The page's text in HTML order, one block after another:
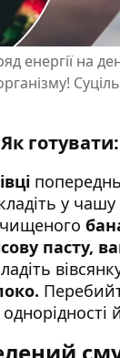
енергії на
Як готувати:
у чашу
пасту,